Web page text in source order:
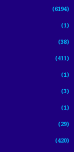
(6194)
(1)
(38)
(411)
(1)
(3)
(1)
(29)
(420)